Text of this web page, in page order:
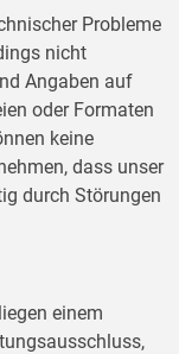
Probleme
nicht
Angaben auf
oder Formaten
keine
dass unser
durch Störungen
einem